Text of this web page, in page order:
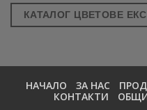
КАТАЛОГ ЦВЕТОВЕ
НАЧАЛО ЗА НАС
КОНТАКТИ